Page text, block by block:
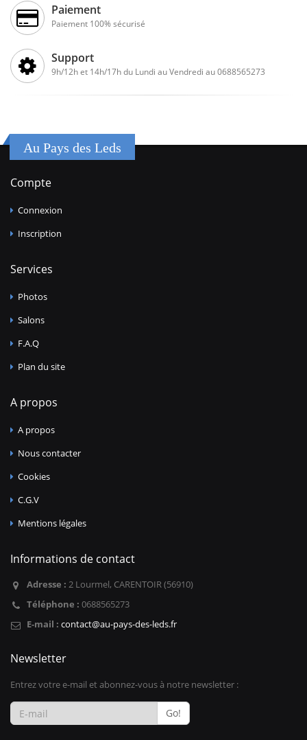
Paiement
Paiement 100% sécurisé
Support
9h/12h et 14h/17h du Lundi au Vendredi au 0688565273
Au Pays des Leds
Compte
Connexion
Inscription
Services
Photos
Salons
F.A.Q
Plan du site
A propos
A propos
Nous contacter
Cookies
C.G.V
Mentions légales
Informations de contact
Adresse : 2 Lourmel, CARENTOIR (56910)
Téléphone : 0688565273
E-mail : contact@au-pays-des-leds.fr
Newsletter
Entrez votre e-mail et abonnez-vous à notre newsletter :
Go!